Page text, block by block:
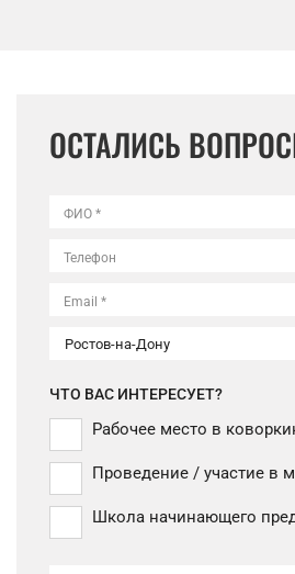
ОСТАЛИСЬ
ФИО *
Телефон
Email *
ЧТО ВАС ИНТЕРЕСУЕТ?
Рабочее место в
Проведение / участие в
Школа начинающего